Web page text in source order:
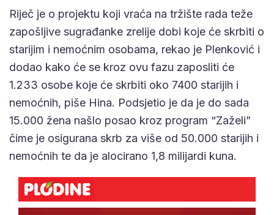
Riječ je o projektu koji vraća na tržište rada teže
zapošljive sugrađanke zrelije dobi koje će skrbiti o
starijim i nemoćnim osobama, rekao je Plenković i
dodao kako će se kroz ovu fazu zaposliti će
1.233 osobe koje će skrbiti oko 7400 starijih i
nemoćnih, piše Hina. Podsjetio je da je do sada
15.000 žena našlo posao kroz program “Zaželi”
čime je osigurana skrb za više od 50.000 starijih i
nemoćnih te da je alocirano 1,8 milijardi kuna.